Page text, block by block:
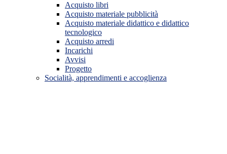
Acquisto libri
Acquisto materiale pubblicità
Acquisto materiale didattico e didattico
tecnologico
Acquisto arredi
Incarichi
Avvisi
Progetto
Socialità, apprendimenti e accoglienza